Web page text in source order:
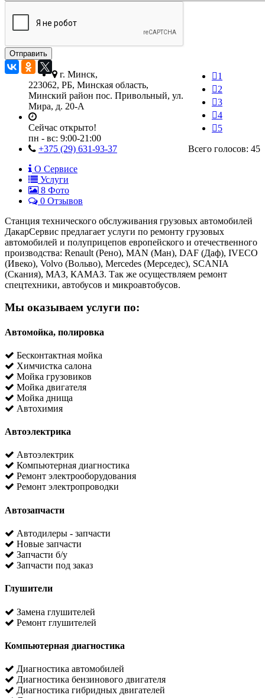
1
2
3
4
5
Всего голосов: 45
г. Минск,
223062, РБ, Минская область,
Минский район пос. Привольный, ул.
Мира, д. 20-А
Сейчас открыто!
пн - вс: 9:00-21:00
+375 (29) 631-93-37
О Сервисе
Услуги
8 Фото
0 Отзывов
Станция технического обслуживания грузовых автомобилей
ДакарСервис предлагает услуги по ремонту грузовых
автомобилей и полуприцепов европейского и отечественного
производства: Renault (Рено), MAN (Ман), DAF (Даф), IVECO
(Ивеко), Volvo (Вольво), Mercedes (Мерседес), SCANIA
(Скания), МАЗ, КАМАЗ. Так же осуществляем ремонт
спецтехники, автобусов и микроавтобусов.
Мы оказываем услуги по:
Автомойка, полировка
Бесконтактная мойка
Химчистка салона
Мойка грузовиков
Мойка двигателя
Мойка днища
Автохимия
Автоэлектрика
Автоэлектрик
Компьютерная диагностика
Ремонт электрооборудования
Ремонт электропроводки
Автозапчасти
Автодилеры - запчасти
Новые запчасти
Запчасти б/у
Запчасти под заказ
Глушители
Замена глушителей
Ремонт глушителей
Компьютерная диагностика
Диагностика автомобилей
Диагностика бензинового двигателя
Диагностика гибридных двигателей